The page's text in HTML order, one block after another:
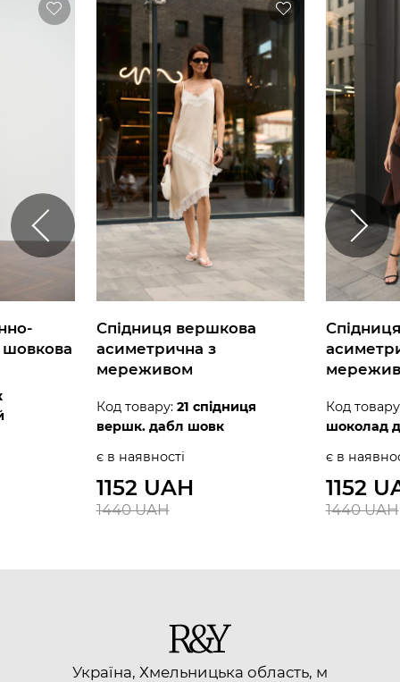
Спідниця вершкова
асиметрична з
мереживом
Код товару: 21 спідниця
вершк. дабл шовк
є в наявності
1152 UAH
1440 UAH
Код
шоколад
є в
1152
1440 UAH
Україна, Хмельницька область, м